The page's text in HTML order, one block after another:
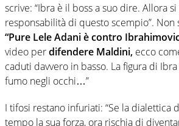
scrive: “Ibra è il boss a suo dire. Allora
responsabilità di questo scempio”. Non
“Pure Lele Adani è contro
video perdifendere Maldini, ecco
caduti davvero in basso. La figura di
fumo negli occhi…”
I tifosi restano infuriati: “Se la dialettica
tempo la sua forza, ora rischia di